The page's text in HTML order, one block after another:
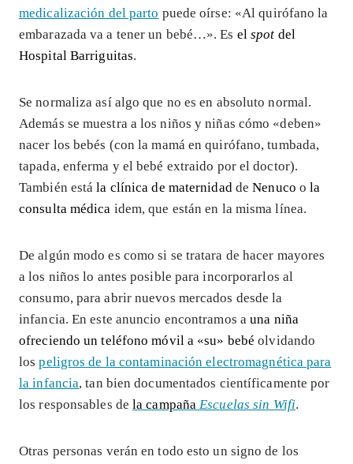
medicalización del parto puede oírse: «Al quirófano la
embarazada va a tener un bebé…». Es el spot del
Hospital Barriguitas.
Se normaliza así algo que no es en absoluto normal.
Además se muestra a los niños y niñas cómo «deben»
nacer los bebés (con la mamá en quirófano, tumbada,
tapada, enferma y el bebé extraido por el doctor).
También estála clínica de maternidad deNenuco ola
consulta médica idem, que están en la misma línea.
De algún modo es como si se tratara de hacer mayores
a los niños lo antes posible para incorporarlos al
consumo, para abrir nuevos mercados desde la
infancia. En este anuncio encontramos auna niña
ofreciendo un teléfono móvil a «su» bebé olvidando
lospeligros de la contaminación electromagnética para
la infancia, tan bien documentados científicamente por
los responsables dela campaña Escuelas sin Wifi.
Otras personas verán en todo esto un signo de los